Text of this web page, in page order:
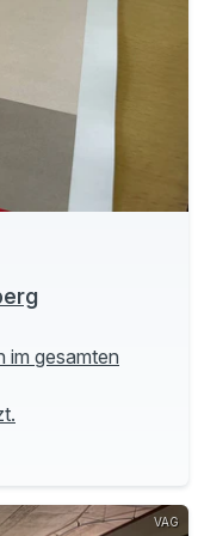
im gesamten
VAG